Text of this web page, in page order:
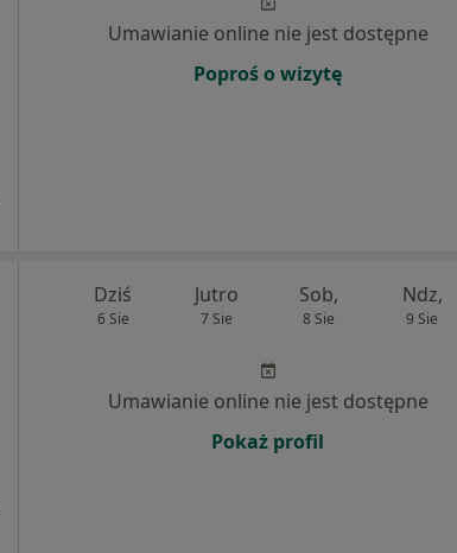
Umawianie online nie jest dostępne
Poproś o wizytę
Dziś
6 Sie
Jutro
7 Sie
Sob,
8 Sie
Ndz,
9 Sie
Umawianie online nie jest dostępne
Pokaż profil